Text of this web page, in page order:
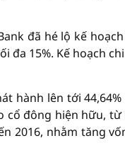
đã hé lộ kế
đa 15%. Kế hoạch
hành lên tới
đông hiện hữu, từ
2016, nhằm tăng